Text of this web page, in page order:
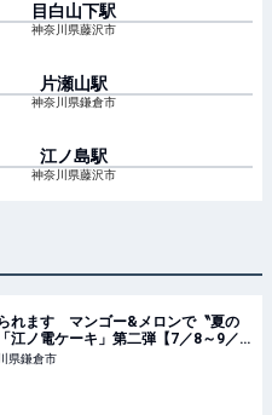
目白山下駅
神奈川県藤沢市
片瀬山駅
神奈川県鎌倉市
江ノ島駅
神奈川県藤沢市
れます マンゴー&メロンで〝夏の
江ノ電ケーキ」第二弾【7／8～9／
ット
県鎌倉市